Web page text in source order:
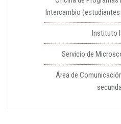
Intercambio
Instituto
Servicio de
Área de